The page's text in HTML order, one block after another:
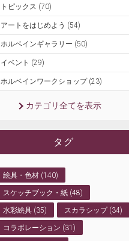
トピックス (70)
アートをはじめよう (54)
ホルベインギャラリー (50)
イベント (29)
ホルベインワークショップ (23)
カテゴリ全てを表示
タグ
絵具・色材 (140)
スケッチブック・紙 (48)
水彩絵具 (35) スカラシップ (34)
コラボレーション (31)